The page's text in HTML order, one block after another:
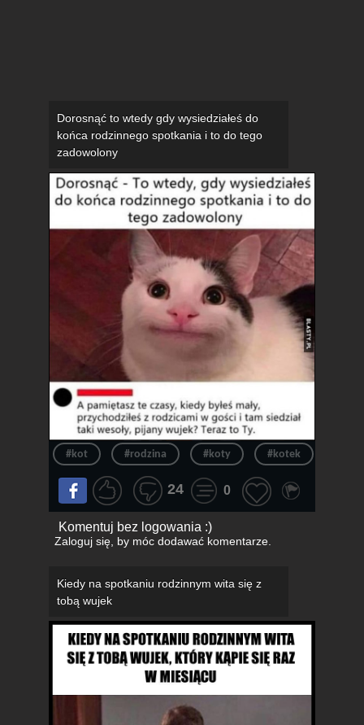
Dorosnąć to wtedy gdy wysiedziałeś do
końca rodzinnego spotkania i to do tego
zadowolony
#kot #rodzina #koty #kotek
24 0
Komentuj bez logowania :)
Zaloguj się, by móc dodawać komentarze.
Kiedy na spotkaniu rodzinnym wita się z
tobą wujek